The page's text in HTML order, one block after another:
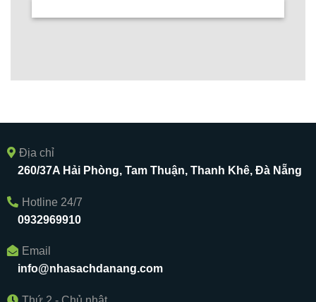
Địa chỉ
260/37A Hải Phòng, Tam Thuận, Thanh Khê, Đà Nẵng
Hotline 24/7
0932969910
Email
info@nhasachdanang.com